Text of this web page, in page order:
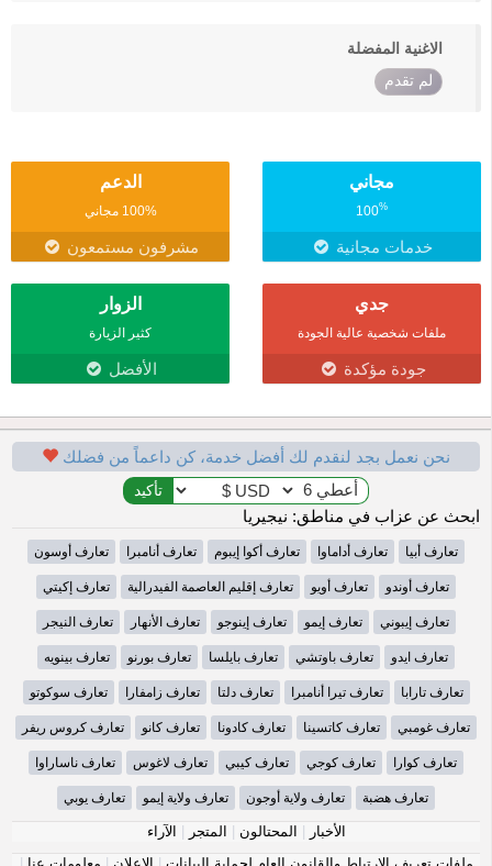
الاغنية المفضلة
لم تقدم
مجاني
100%
خدمات مجانية
الدعم
100% مجاني
مشرفون مستمعون
جدي
ملفات شخصية عالية الجودة
جودة مؤكدة
الزوار
كثير الزيارة
الأفضل
نحن نعمل بجد لنقدم لك أفضل خدمة، كن داعماً من فضلك
ابحث عن عزاب في مناطق: نيجيريا
تعارف أبيا تعارف أداماوا تعارف أكوا إيبوم تعارف أنامبرا تعارف أوسون
تعارف أوندو تعارف أويو تعارف إقليم العاصمة الفيدرالية تعارف إكيتي
تعارف إيبوني تعارف إيمو تعارف إينوجو تعارف الأنهار تعارف النيجر
تعارف ايدو تعارف باوتشي تعارف بايلسا تعارف بورنو تعارف بينويه
تعارف تارابا تعارف تيرا أنامبرا تعارف دلتا تعارف زامفارا تعارف سوكوتو
تعارف غومبي تعارف كاتسينا تعارف كادونا تعارف كانو تعارف كروس ريفر
تعارف كوارا تعارف كوجي تعارف كيبي تعارف لاغوس تعارف ناساراوا
تعارف هضبة تعارف ولاية أوجون تعارف ولاية إيمو تعارف يوبي
الأخبار | المحتالون | المتجر | الآراء